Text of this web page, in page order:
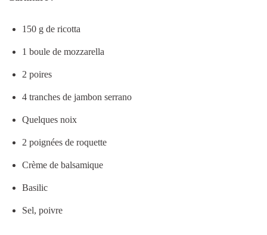
150 g de ricotta
1 boule de mozzarella
2 poires
4 tranches de jambon serrano
Quelques noix
2 poignées de roquette
Crème de balsamique
Basilic
Sel, poivre